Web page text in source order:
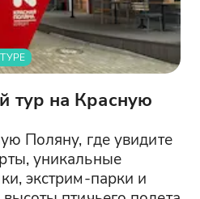
тур на Красную
Поляну, где увидите
уникальные
экстрим-парки и